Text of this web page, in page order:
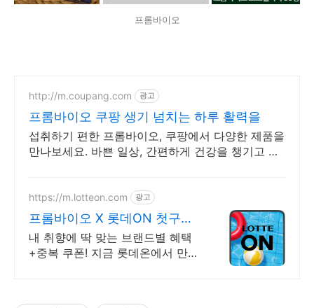
프롬바이오
http://m.coupang.com 광고
프롬바이오 쿠팡 생기 넘치는 하루 활력을
섭취하기 편한 프롬바이오, 쿠팡에서 다양한 제품을
만나보세요. 바쁜 일상, 간편하게 건강을 챙기고 싶
https://m.lotteon.com 광고
프롬바이오 X 롯데ON 첫구매
최대 5천원 혜택!
내 취향에 딱 맞는 브랜드별 혜택
+중복 쿠폰! 지금 롯데온에서 만나